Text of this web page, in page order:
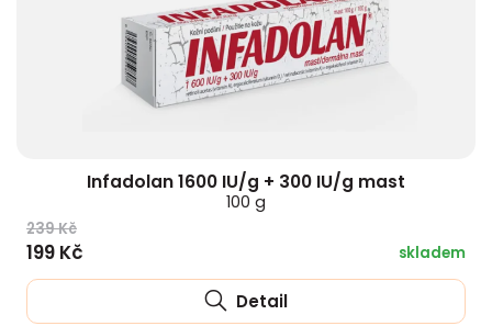
Infadolan 1600 IU/g + 300 IU/g mast
100 g
239 Kč
199 Kč skladem
Detail